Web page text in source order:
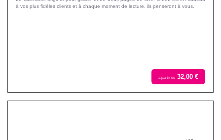
à vos plus fidèles clients et à chaque moment de lecture, ils penseront à vous.
à partir de 32,00 €